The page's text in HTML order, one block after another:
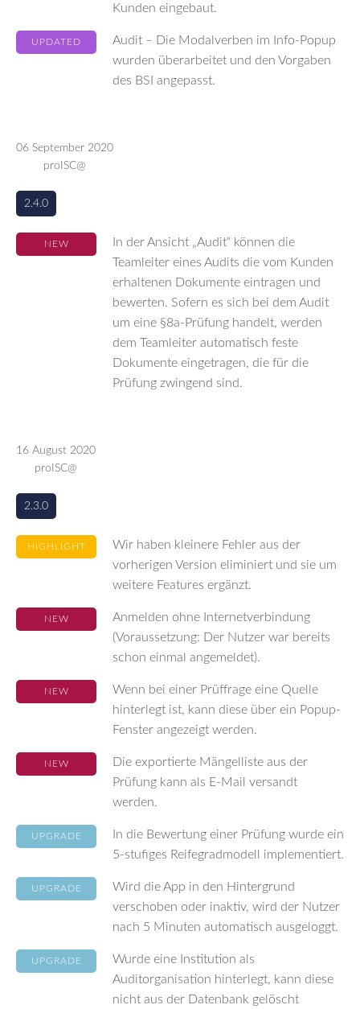
Kunden eingebaut.
UPDATED
Audit – Die Modalverben im Info-Popup
wurden überarbeitet und den Vorgaben
des BSI angepasst.
06 September 2020
proISC@
2.4.0
NEW
In der Ansicht „Audit“ können die
Teamleiter eines Audits die vom Kunden
erhaltenen Dokumente eintragen und
bewerten. Sofern es sich bei dem Audit
um eine §8a-Prüfung handelt, werden
dem Teamleiter automatisch feste
Dokumente eingetragen, die für die
Prüfung zwingend sind.
16 August 2020
proISC@
2.3.0
HIGHLIGHT
Wir haben kleinere Fehler aus der
vorherigen Version eliminiert und sie um
weitere Features ergänzt.
NEW
Anmelden ohne Internetverbindung
(Voraussetzung: Der Nutzer war bereits
schon einmal angemeldet).
NEW
Wenn bei einer Prüffrage eine Quelle
hinterlegt ist, kann diese über ein Popup-
Fenster angezeigt werden.
NEW
Die exportierte Mängelliste aus der
Prüfung kann als E-Mail versandt
werden.
UPGRADE
In die Bewertung einer Prüfung wurde ein
5-stufiges Reifegradmodell implementiert.
UPGRADE
Wird die App in den Hintergrund
verschoben oder inaktiv, wird der Nutzer
nach 5 Minuten automatisch ausgeloggt.
UPGRADE
Wurde eine Institution als
Auditorganisation hinterlegt, kann diese
nicht aus der Datenbank gelöscht